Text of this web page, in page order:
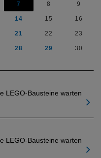
7 8 9
14 15 16
21 22 23
28 29 30
LEGO-Bausteine warten
LEGO-Bausteine warten